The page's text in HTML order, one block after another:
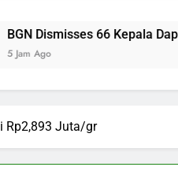
66 Kepala Dapur MBG
Rp2,893 Juta/gr